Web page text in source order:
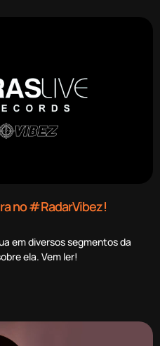
no #RadarVibez!
em diversos segmentos da
ela. Vem ler!